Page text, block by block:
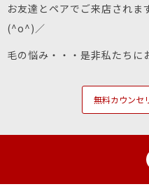
お友達とペアでご来店されま
(^o^)／
毛の悩み・・・是非私たち
無料カウンセ